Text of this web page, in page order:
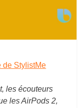
de StylistMe
les écouteurs
les AirPods 2,